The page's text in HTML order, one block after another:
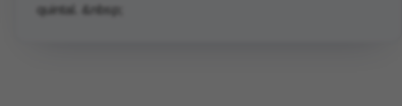
quintal. &nbsp;